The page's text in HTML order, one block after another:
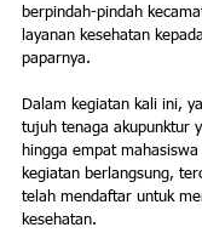
berpindah-pindah
layanan kesehatan
paparnya.
Dalam kegiatan kali ini,
tujuh tenaga akupunktur
hingga empat
kegiatan berlangsung,
telah mendaftar untuk
kesehatan.